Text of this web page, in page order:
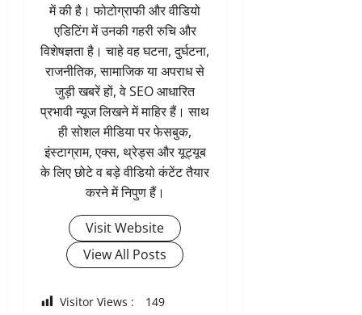
में की है। फोटोग्राफी और वीडियो
एडिटिंग में उनकी गहरी रुचि और
विशेषज्ञता है। चाहे वह घटना, दुर्घटना,
राजनीतिक, सामाजिक या अपराध से
जुड़ी खबरें हों, वे SEO आधारित
प्रभावी न्यूज लिखने में माहिर हैं। साथ
ही सोशल मीडिया पर फेसबुक,
इंस्टाग्राम, एक्स, थ्रेड्स और यूट्यूब
के लिए छोटे व बड़े वीडियो कंटेंट तैयार
करने में निपुण हैं।
Visit Website
View All Posts
Visitor Views : 149